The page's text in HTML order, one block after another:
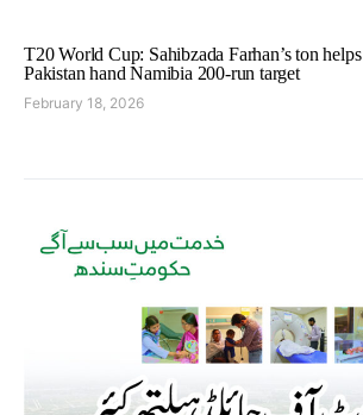
T20 World Cup: Sahibzada Farhan’s ton helps
Pakistan hand Namibia 200-run target
February 18, 2026